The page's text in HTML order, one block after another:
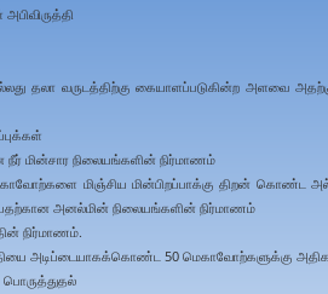
தலா வருடத்திற்கு கையாளப்படுகின்ற அளவை
மின்சார நிலையங்களின் நிர்மாணம்
மிஞ்சிய மின்பிறப்பாக்கு திறன் கொண்ட
அனல்மின் நிலையங்களின் நிர்மாணம்
நிர்மாணம்.
அடிப்டையாகக்கொண்ட 50 மெகாவோற்களுக்கு